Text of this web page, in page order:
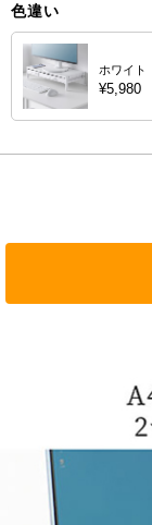
色違い
ホワイト
¥5,980